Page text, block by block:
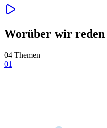
Worüber wir reden
04 Themen
01